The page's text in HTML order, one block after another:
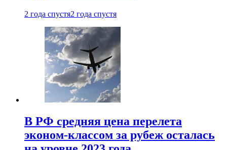
2 года спустя2 года спустя
В РФ средняя цена перелета
эконом-классом за рубеж осталась